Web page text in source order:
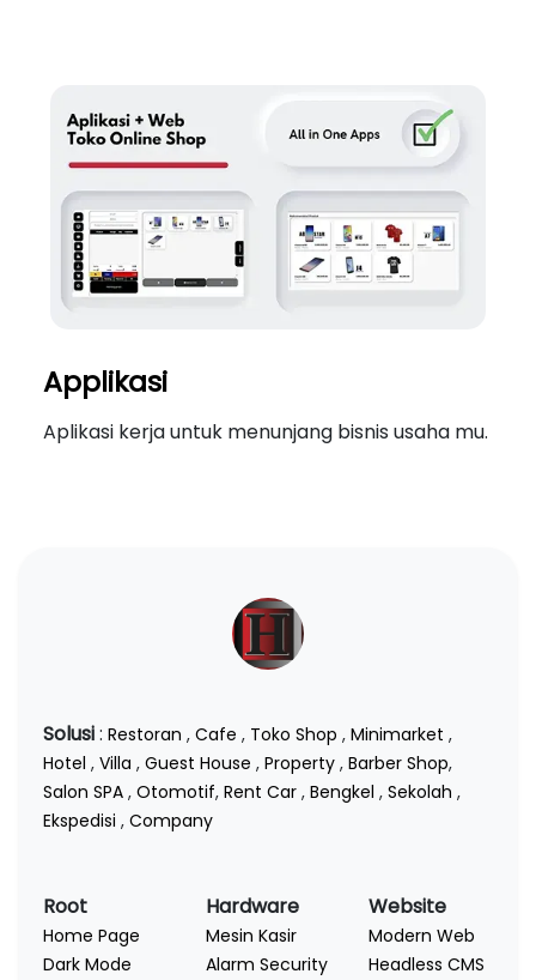
Applikasi
Aplikasi kerja untuk menunjang bisnis usaha mu.
Solusi: Restoran , Cafe , Toko Shop , Minimarket ,
Hotel , Villa , Guest House , Property , Barber Shop,
Salon SPA , Otomotif, Rent Car , Bengkel , Sekolah ,
Ekspedisi , Company
Root
Home Page
Dark Mode
Hardware
Mesin Kasir
Alarm Security
Website
Modern Web
Headless CMS